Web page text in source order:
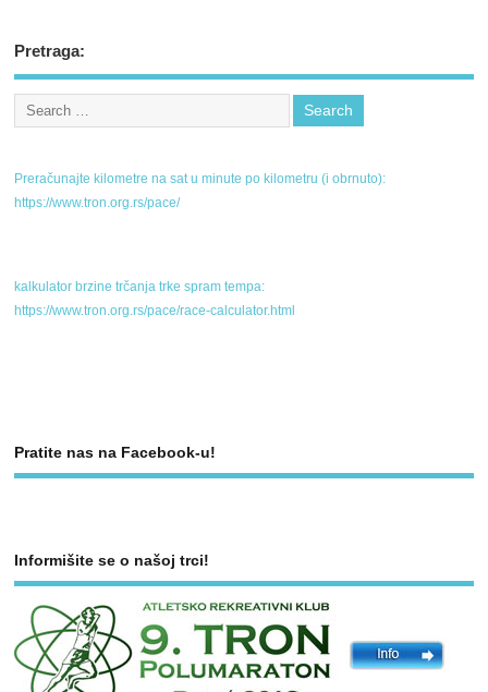
Pretraga:
Preračunajte kilometre na sat u minute po kilometru (i obrnuto):
https://www.tron.org.rs/pace/
kalkulator brzine trčanja trke spram tempa:
https://www.tron.org.rs/pace/race-calculator.html
Pratite nas na Facebook-u!
Informišite se o našoj trci!